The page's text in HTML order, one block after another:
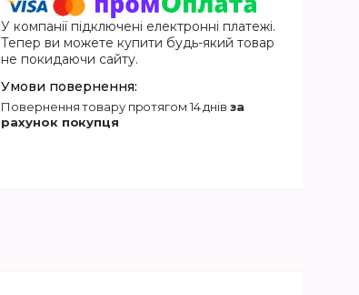
У компанії підключені електронні платежі.
Тепер ви можете купити будь-який товар
не покидаючи сайту.
повернення товару протягом 14 днів за
рахунок покупця